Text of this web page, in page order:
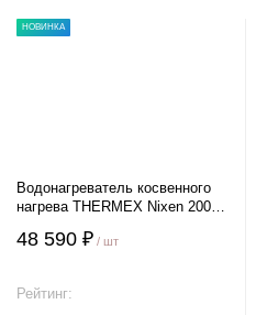
НОВИНКА
Водонагреватель косвенного
нагрева THERMEX Nixen 200 F
48 590 ₽ / шт
Рейтинг: